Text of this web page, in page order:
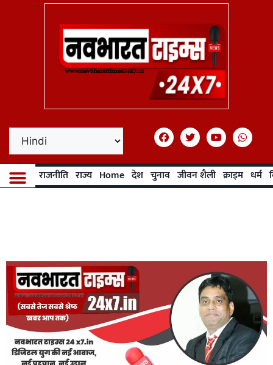
राजनीति राज्य Home देश चुनाव जीवन शैली क्राइम धर्म